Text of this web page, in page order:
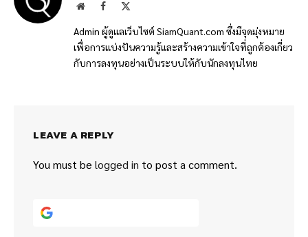
WebsiteFacebook
Admin ผู้ดูแลเว็บไซต์ SiamQuant.com ซึ่งมีจุดมุ่งหมาย
เพื่อการแบ่งปันความรู้และสร้างความเข้าใจที่ถูกต้องเกี่ยว
กับการลงทุนอย่างเป็นระบบให้กับนักลงทุนไทย
LEAVE A REPLY
You must be logged in to post a comment.